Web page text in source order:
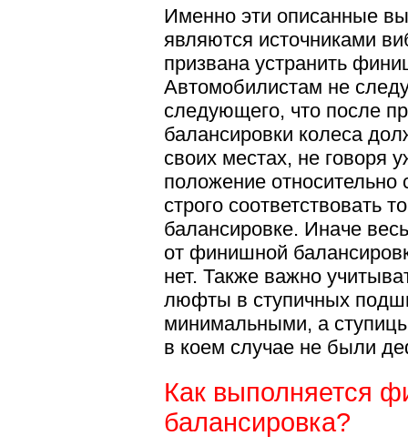
Именно эти описанные
являются источниками
призвана устранить
Автомобилистам не
следующего, что после
балансировки колеса
своих местах, не говоря
положение
строго соответствовать
балансировке. Иначе
от финишной
нет. Также важно
люфты в ступичных
минимальными, а
в коем случае не были
Как выполняется
балансировка?